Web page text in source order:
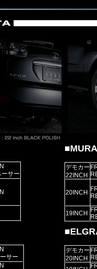
ーサー
サー
デモカー
22INCH
20INCH
19INCH
デモカー
20INCH